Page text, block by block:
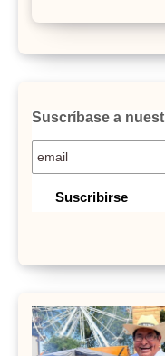
Suscríbase a